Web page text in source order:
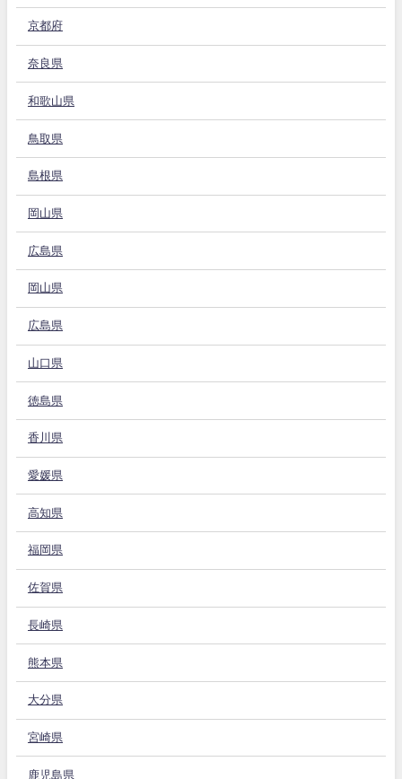
京都府
奈良県
和歌山県
鳥取県
島根県
岡山県
広島県
岡山県
広島県
山口県
徳島県
香川県
愛媛県
高知県
福岡県
佐賀県
長崎県
熊本県
大分県
宮崎県
鹿児島県